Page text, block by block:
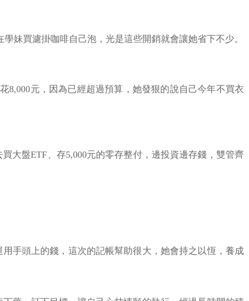
妹買濾掛咖啡自己泡，光是這些開銷就會讓她省下不少。
8,000元，因為已經超過預算，她發狠的說自己今年不買衣
大盤ETF、存5,000元的零存整付，邊投資邊存錢，雙管齊
手頭上的錢，這次的記帳幫助很大，她會持之以恆，養成